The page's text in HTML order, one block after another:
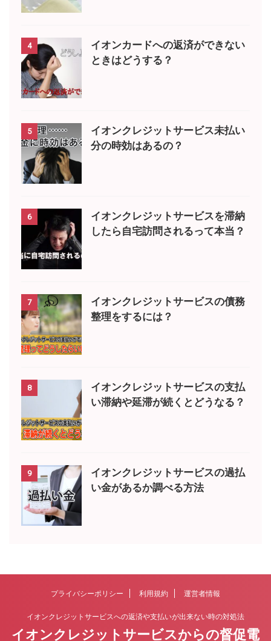
4
イオンカードへの返済ができない
ときはどうする？
5
イオンクレジットサービス未払い
分の時効はあるの？
6
イオンクレジットサービスを滞納
したら自宅訪問されるって本当？
7
イオンクレジットサービスの債務
整理をするには？
8
イオンクレジットサービスの支払
い滞納や延滞が続くとどうなる？
9
イオンクレジットサービスの過払
い金があるか調べる方法
プライバシーポリシー 利用規約 運営者情報
イオンクレジットサービスへの返済や支払いが出来ない時の対処法
イオンクレジットサービスからの督促電